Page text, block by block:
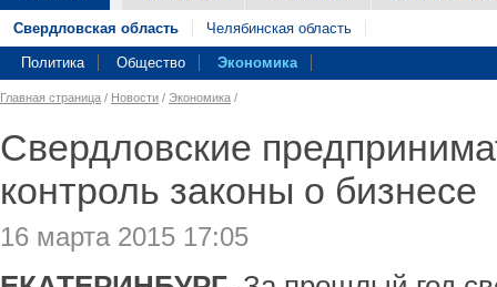
Свердловская область Челябинская область
Политика Общество Экономика
Главная страница / Новости / Экономика /
Свердловские
контроль законы о бизнесе
16 марта 2015 17:05